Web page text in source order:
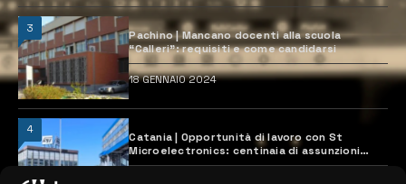
3
Pachino | Mancano docenti alla scuola
“Calleri”: requisiti e come candidarsi
18 GENNAIO 2024
4
Catania | Opportunità di lavoro con St
Microelectronics: centinaia di assunzioni
previste